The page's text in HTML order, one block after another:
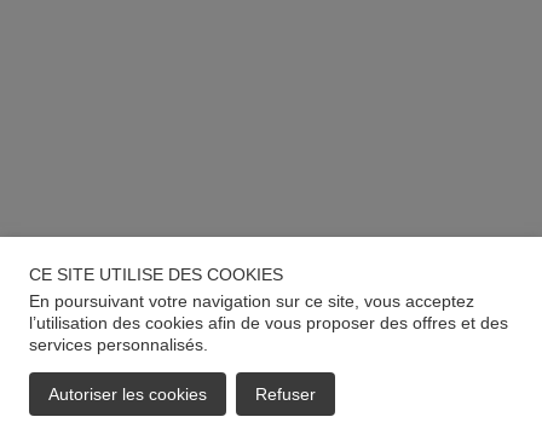
CE SITE UTILISE DES COOKIES
En poursuivant votre navigation sur ce site, vous acceptez
l’utilisation des cookies afin de vous proposer des offres et des
services personnalisés.
Autoriser les cookies Refuser